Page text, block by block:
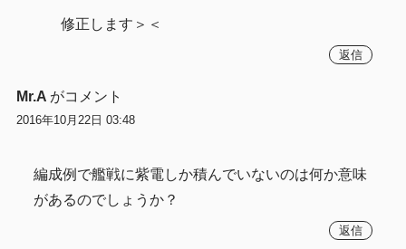
修正します＞＜
返信
Mr.A がコメント
2016年10月22日 03:48
編成例で艦戦に紫電しか積んでいないのは何か意味
があるのでしょうか？
返信